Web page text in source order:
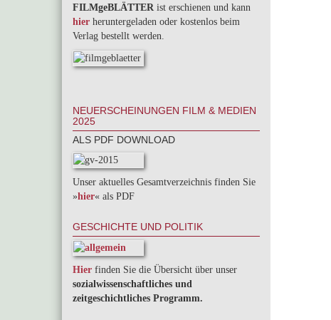
FILMgeBLÄTTER ist erschienen und kann
hier heruntergeladen oder kostenlos beim
Verlag bestellt werden.
NEUERSCHEINUNGEN FILM & MEDIEN
2025
ALS PDF DOWNLOAD
Unser aktuelles Gesamtverzeichnis finden Sie
»hier« als PDF
GESCHICHTE UND POLITIK
Hier finden Sie die Übersicht über unser
sozialwissenschaftliches und
zeitgeschichtliches Programm.